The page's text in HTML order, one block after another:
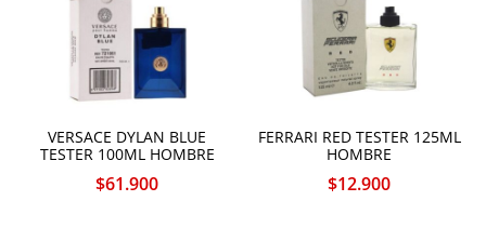
VERSACE DYLAN BLUE
TESTER 100ML HOMBRE
$61.900
FERRARI RED TESTER 125ML
HOMBRE
$12.900